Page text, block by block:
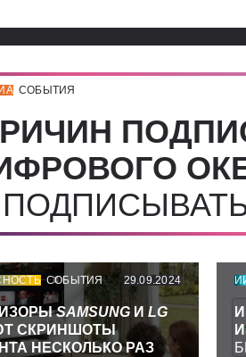
СОБЫТИЯ
СОБЫТИЯ 29.09.2024
SAMSUNG И LG
СКРИНШОТЫ
НЕСКОЛЬКО РАЗ